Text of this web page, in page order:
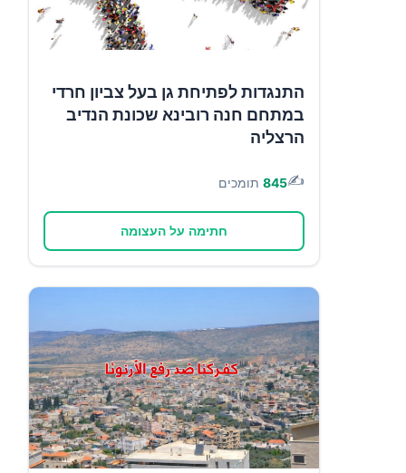
התנגדות לפתיחת גן בעל צביון חרדי
במתחם חנה רובינא שכונת הנדיב
הרצליה
✍️
845 תומכים
חתימה על העצומה